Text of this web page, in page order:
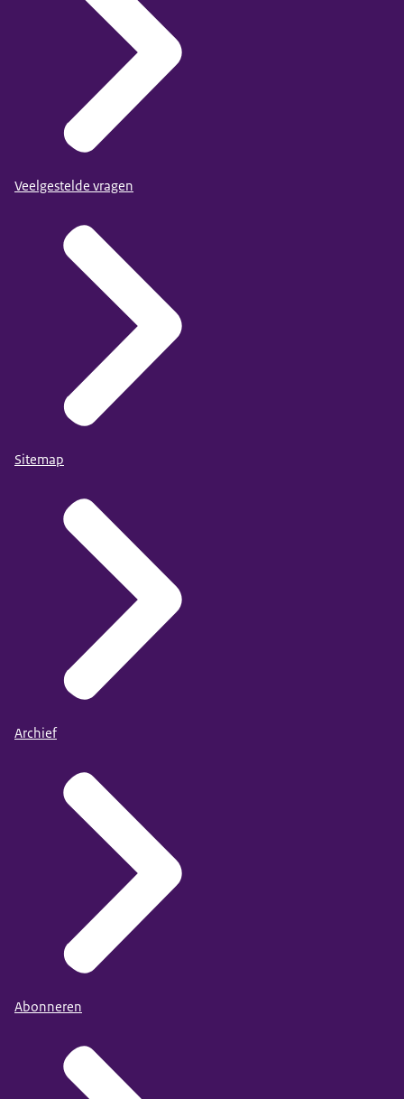
Veelgestelde vragen
Sitemap
Archief
Abonneren